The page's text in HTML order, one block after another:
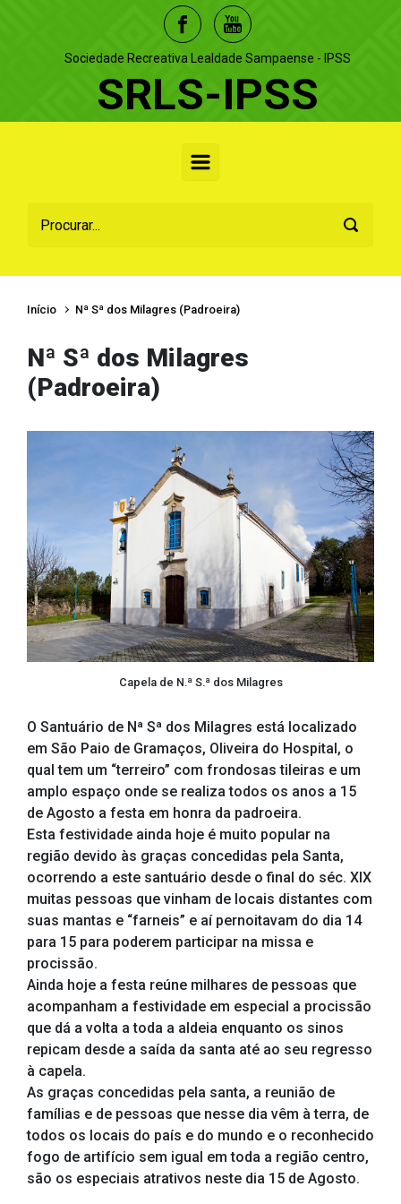
Sociedade Recreativa Lealdade Sampaense - IPSS
SRLS-IPSS
Início Nª Sª dos Milagres (Padroeira)
Nª Sª dos Milagres
(Padroeira)
Capela de N.ª S.ª dos Milagres
O Santuário de Nª Sª dos Milagres está localizado
em São Paio de Gramaços, Oliveira do Hospital, o
qual tem um “terreiro” com frondosas tileiras e um
amplo espaço onde se realiza todos os anos a 15
de Agosto a festa em honra da padroeira.
Esta festividade ainda hoje é muito popular na
região devido às graças concedidas pela Santa,
ocorrendo a este santuário desde o final do séc. XIX
muitas pessoas que vinham de locais distantes com
suas mantas e “farneis” e aí pernoitavam do dia 14
para 15 para poderem participar na missa e
procissão.
Ainda hoje a festa reúne milhares de pessoas que
acompanham a festividade em especial a procissão
que dá a volta a toda a aldeia enquanto os sinos
repicam desde a saída da santa até ao seu regresso
à capela.
As graças concedidas pela santa, a reunião de
famílias e de pessoas que nesse dia vêm à terra, de
todos os locais do país e do mundo e o reconhecido
fogo de artifício sem igual em toda a região centro,
são os especiais atrativos neste dia 15 de Agosto.